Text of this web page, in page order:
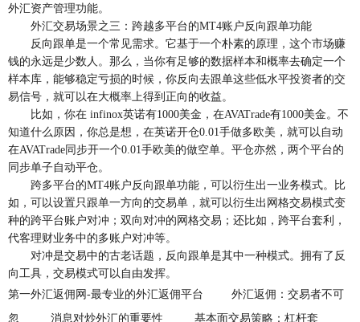
外汇资产管理功能。
外汇交易场景之三：跨越多平台的MT4账户反向跟单功能
反向跟单是一个常见需求。它基于一个朴素的原理，这个市场赚
钱的永远是少数人。那么，当你有足够的数据样本和概率去确定一个
样本库，能够稳定亏损的时候，你反向去跟单这些低水平投资者的交
易信号，就可以在大概率上得到正向的收益。
比如，你在 infinox英诺有1000美金，在AVATrade有1000美金。不
知道什么原因，你总是想，在英诺开仓0.01手做多欧美，就可以自动
在AVATrade同步开一个0.01手欧美的做空单。平仓亦然，两个平台的
同步单子自动平仓。
跨多平台的MT4账户反向跟单功能，可以衍生出一业务模式。比
如，可以设置只跟单一方向的交易单，就可以衍生出网格交易模式变
种的跨平台账户对冲；双向对冲的网格交易；还比如，跨平台套利，
代客理财业务中的多账户对冲等。
对冲是交易中的古老话题，反向跟单是其中一种模式。拥有了反
向工具，交易模式可以自由发挥。
第一外汇返佣网-最专业的外汇返佣平台
外汇返佣：交易者不可
忽
消息对炒外汇的重要性 基本面交易策略：杠杆套